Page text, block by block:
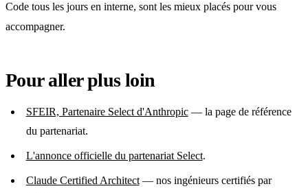
Code tous les jours en interne, sont les mieux placés pour vous
accompagner.
Pour aller plus loin
SFEIR, Partenaire Select d'Anthropic— la page de référence
du partenariat.
L'annonce officielle du partenariat Select.
Claude Certified Architect— nos ingénieurs certifiés par